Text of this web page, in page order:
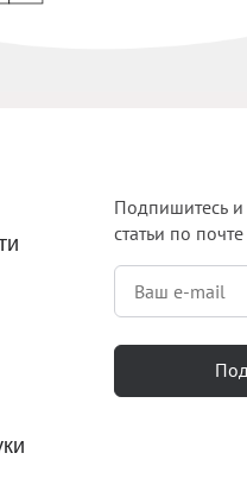
Подпишитесь
статьи по почте